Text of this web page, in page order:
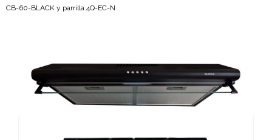
CB-60-BLACK y parrilla 4Q-EC-N